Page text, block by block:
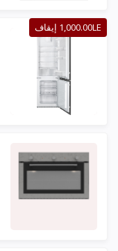
1,000.00LE إيقاف